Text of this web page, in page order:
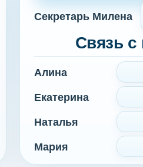
Секретарь Милена
Связь
Алина
Екатерина
Наталья
Мария